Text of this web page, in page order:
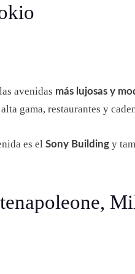
avenidas más lujosas y
gama, restaurantes y
es el Sony Building y